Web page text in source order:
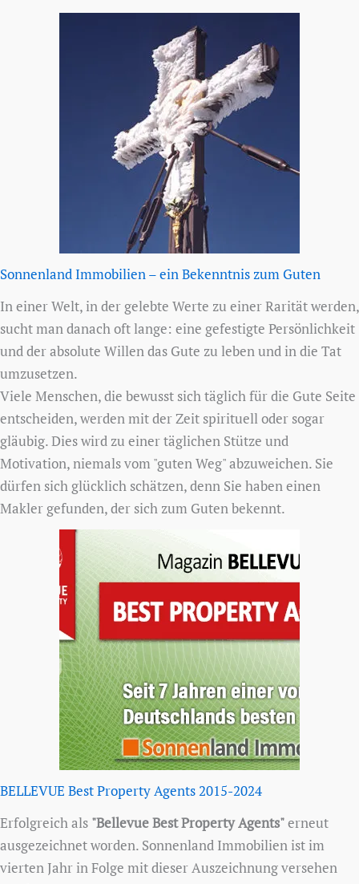
Sonnenland Immobilien – ein Bekenntnis zum Guten
In einer Welt, in der gelebte Werte zu einer Rarität werden,
sucht man danach oft lange: eine gefestigte Persönlichkeit
und der absolute Willen das Gute zu leben und in die Tat
umzusetzen.
Viele Menschen, die bewusst sich täglich für die Gute Seite
entscheiden, werden mit der Zeit spirituell oder sogar
gläubig. Dies wird zu einer täglichen Stütze und
Motivation, niemals vom "guten Weg" abzuweichen. Sie
dürfen sich glücklich schätzen, denn Sie haben einen
Makler gefunden, der sich zum Guten bekennt.
BELLEVUE Best Property Agents 2015-2024
Erfolgreich als "Bellevue Best Property Agents"erneut
ausgezeichnet worden. Sonnenland Immobilien ist im
vierten Jahr in Folge mit dieser Auszeichnung versehen